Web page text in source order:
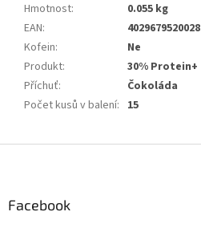
Hmotnost:
0.055 kg
EAN:
4029679520028
Kofein:
Ne
Produkt:
30% Protein+
Příchuť:
Čokoláda
Počet kusů v balení: 15
Facebook